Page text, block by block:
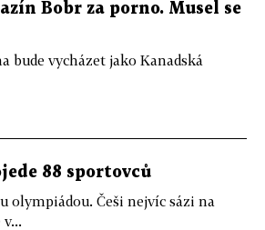
Bobr za porno. Musel se
bude vycházet jako Kanadská
88 sportovců
olympiádou. Češi nejvíc sázi na